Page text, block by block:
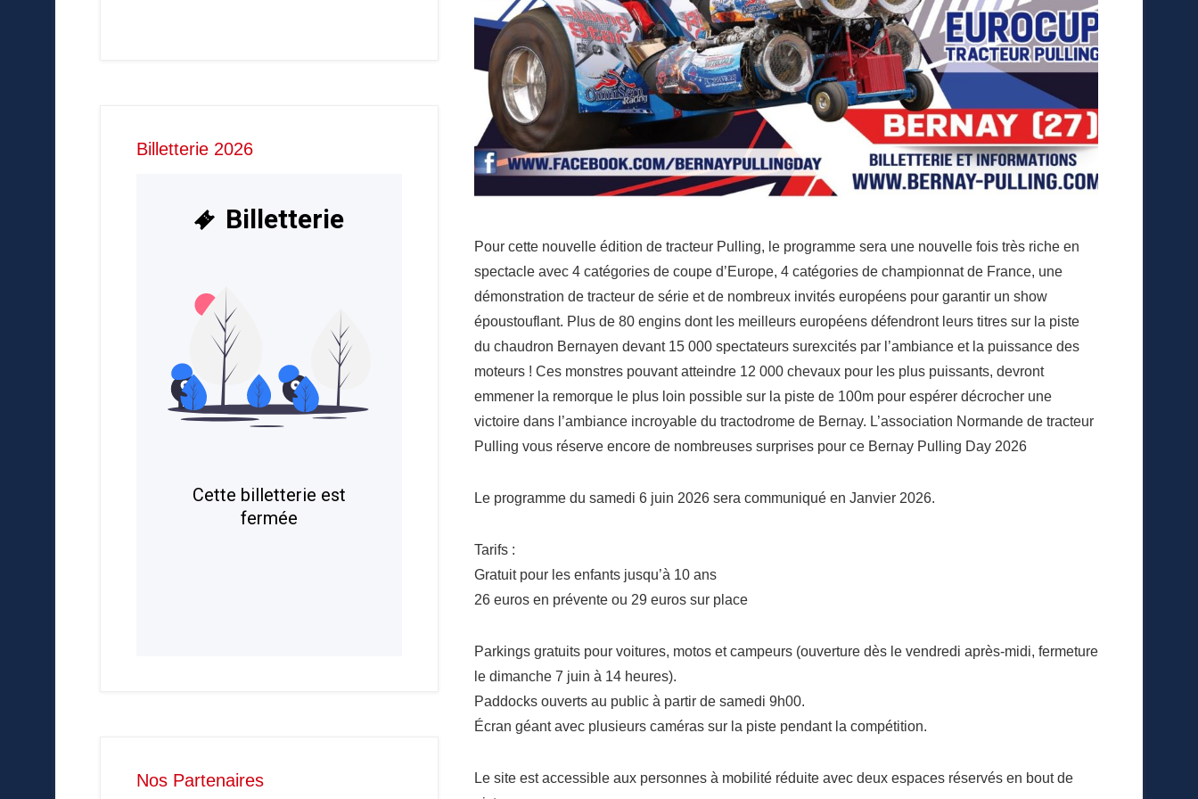
Pour cette nouvelle édition de tracteur Pulling, le programme sera une nouvelle fois très riche en
spectacle avec 4 catégories de coupe d’Europe, 4 catégories de championnat de France, une
démonstration de tracteur de série et de nombreux invités européens pour garantir un show
époustouflant. Plus de 80 engins dont les meilleurs européens défendront leurs titres sur la piste
du chaudron Bernayen devant 15 000 spectateurs surexcités par l’ambiance et la puissance des
moteurs ! Ces monstres pouvant atteindre 12 000 chevaux pour les plus puissants, devront
emmener la remorque le plus loin possible sur la piste de 100m pour espérer décrocher une
victoire dans l’ambiance incroyable du tractodrome de Bernay. L’association Normande de tracteur
Pulling vous réserve encore de nombreuses surprises pour ce Bernay Pulling Day 2026
Le programme du samedi 6 juin 2026 sera communiqué en Janvier 2026.
Tarifs :
Gratuit pour les enfants jusqu’à 10 ans
26 euros en prévente ou 29 euros sur place
Parkings gratuits pour voitures, motos et campeurs (ouverture dès le vendredi après-midi, fermeture
le dimanche 7 juin à 14 heures).
Paddocks ouverts au public à partir de samedi 9h00.
Écran géant avec plusieurs caméras sur la piste pendant la compétition.
Le site est accessible aux personnes à mobilité réduite avec deux espaces réservés en bout de
Billetterie 2026
Nos Partenaires